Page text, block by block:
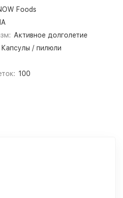
Foods
Активное долголетие
Капсулы / пилюли
100